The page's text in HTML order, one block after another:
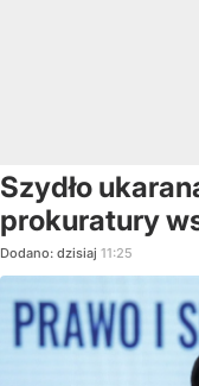
Szydło
prokuratury
Dodano: dzisiaj 11:25